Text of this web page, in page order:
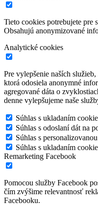
Tieto cookies potrebujete pre
Obsahujú anonymizované
Analytické cookies
Pre vylepšenie naších
ktorá odosiela anonymné
agregované dáta o
denne vylepšujeme naše
Súhlas s ukladaním
Súhlas s odoslaní dát na
Súhlas s
Súhlas s ukladaním
Remarketing Facebook
Pomocou služby Facebook
čím zvýšime relevantnosť
Facebooku.